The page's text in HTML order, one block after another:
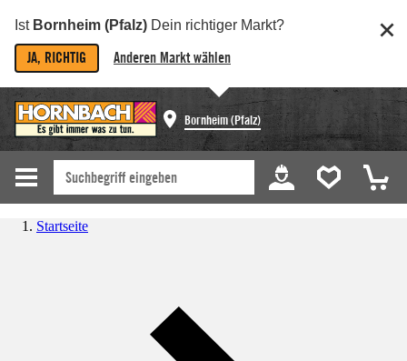
Ist Bornheim (Pfalz) Dein richtiger Markt?
JA, RICHTIG Anderen Markt wählen
Bornheim (Pfalz)
Startseite